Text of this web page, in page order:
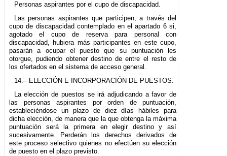
Personas aspirantes por el cupo de discapacidad.
Las personas aspirantes que participen, a través del
cupo de discapacidad contemplado en el apartado 6 si,
agotado el cupo de reserva para personal con
discapacidad, hubiera más participantes en este cupo,
pasarán a ocupar el puesto que su puntuación les
otorgue, pudiendo obtener destino de entre el resto de
los ofertados en el sistema de acceso general.
14.– ELECCIÓN E INCORPORACIÓN DE PUESTOS.
La elección de puestos se irá adjudicando a favor de
las personas aspirantes por orden de puntuación,
estableciéndose un plazo de diez días hábiles para
dicha elección, de manera que la que obtenga la máxima
puntuación será la primera en elegir destino y así
sucesivamente. Perderán los derechos derivados de
este proceso selectivo quienes no efectúen su elección
de puesto en el plazo previsto.